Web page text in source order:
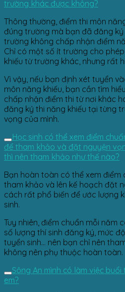
trường khác được không?
Thông thường, điểm thi môn
đúng trường mà bạn đã đăng ký
trường không chấp nhận điểm
Chỉ có một số ít trường cho
khiếu từ trường khác, nhưng rất
Vì vậy, nếu bạn định xét tuyển
môn năng khiếu, bạn cần tìm
chấp nhận điểm thi từ nơi khác
đăng ký thi năng khiếu tại từng
vọng của mình.
Học sinh có thể xem điểm
để tham khảo và đặt nguyện
thì nên tham khảo như thế nào?
Bạn hoàn toàn có thể xem
tham khảo và lên kế hoạch đặt
cách rất phổ biến để ước lượng
sinh.
Tuy nhiên, điểm chuẩn mỗi năm
số lượng thí sinh đăng ký, mức
tuyển sinh… nên bạn chỉ nên
không nên phụ thuộc hoàn toàn.
Sông An mình có làm việc
em?